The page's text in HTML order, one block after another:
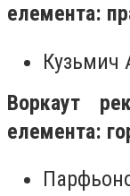
елемента:
Кузьмич
Воркаут
елемента: